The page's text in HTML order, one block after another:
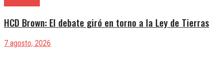
HCD Brown: El debate giró en torno a la Ley de Tierras
7 agosto, 2026